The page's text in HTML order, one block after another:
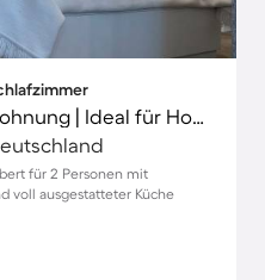
Wunderschöne Ferienwohnung | Ideal für Homeoffice | Haustierfreundlich
für 2 Personen mit
voll ausgestatteter Küche